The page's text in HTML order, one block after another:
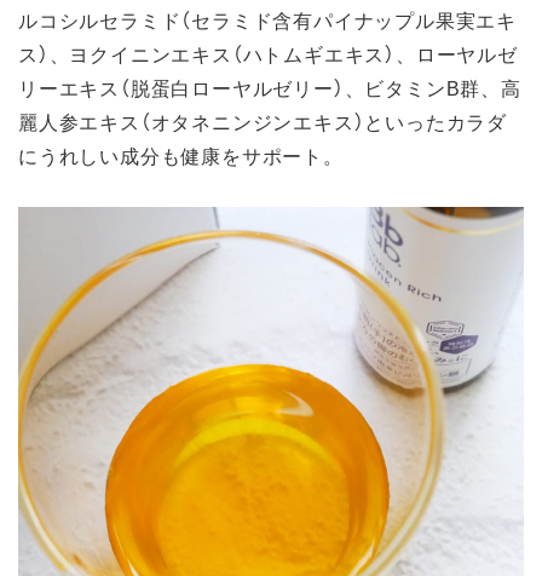
ルコシルセラミド（セラミド含有パイナップル果実エキ
ス）、ヨクイニンエキス（ハトムギエキス）、ローヤルゼ
リーエキス（脱蛋白ローヤルゼリー）、ビタミンB群、高
麗人参エキス（オタネニンジンエキス）といったカラダ
にうれしい成分も健康をサポート。